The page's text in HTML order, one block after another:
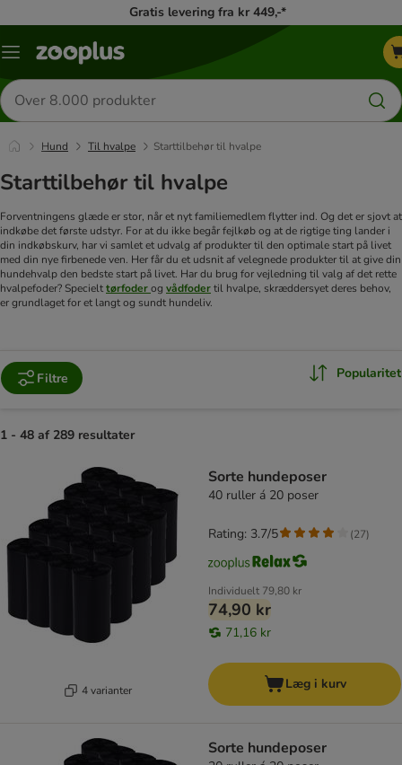
Gratis levering fra kr 449,-*
Menu
Søg
efter
produkter
Hund Til hvalpe Starttilbehør til hvalpe
Starttilbehør til hvalpe
Forventningens glæde er stor, når et nyt familiemedlem flytter ind. Og det er sjovt at
indkøbe det første udstyr. For at du ikke begår fejlkøb og at de rigtige ting lander i
din indkøbskurv, har vi samlet et udvalg af produkter til den optimale start på livet
med din nye firbenede ven. Her får du et udsnit af velegnede produkter til at give din
hundehvalp den bedste start på livet. Har du brug for vejledning til valg af det rette
hvalpefoder? Specielttørfoderog vådfodertil hvalpe, skræddersyet deres behov,
er grundlaget for et langt og sundt hundeliv.
Filtre Popularitet
1 - 48 af 289 resultater
4 varianter
Sorte hundeposer
40 ruller á 20 poser
Individuelt 79,80 kr
74,90 kr
71,16 kr
Rating: 3.7/5 (27)
Læg i kurv
Sorte hundeposer